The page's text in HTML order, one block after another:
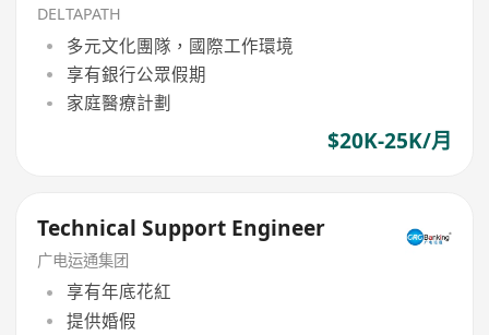
DELTAPATH
多元文化團隊，國際工作環境
享有銀行公眾假期
家庭醫療計劃
$20K-25K/月
Technical Support Engineer
广电运通集团
享有年底花紅
提供婚假